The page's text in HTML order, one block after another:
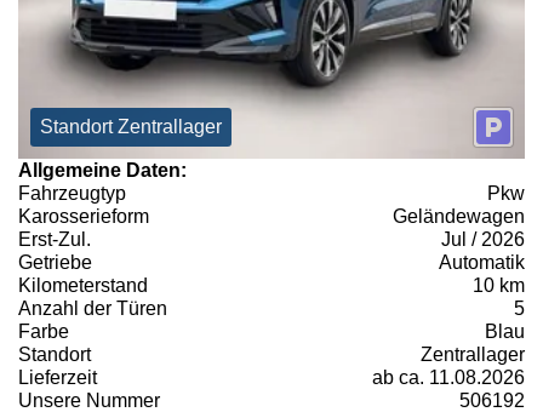
Standort Zentrallager
Allgemeine Daten:
Fahrzeugtyp
Pkw
Karosserieform
Geländewagen
Erst-Zul.
Jul / 2026
Getriebe
Automatik
Kilometerstand
10 km
Anzahl der Türen
5
Farbe
Blau
Standort
Zentrallager
Lieferzeit
ab ca. 11.08.2026
Unsere Nummer
506192